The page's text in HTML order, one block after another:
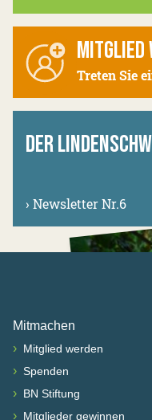
MITGLIED
Treten Sie
DER
› Newsletter Nr.6
Mitmachen
› Mitglied werden
› Spenden
› BN Stiftung
› Mitglieder gewinnen